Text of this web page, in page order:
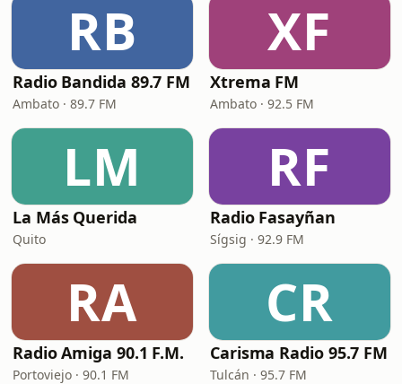
RB
Radio Bandida 89.7 FM
Ambato · 89.7 FM
XF
Xtrema FM
Ambato · 92.5 FM
LM
La Más Querida
Quito
RF
Radio Fasayñan
Sígsig · 92.9 FM
RA
Radio Amiga 90.1 F.M.
Portoviejo · 90.1 FM
CR
Carisma Radio 95.7 FM
Tulcán · 95.7 FM